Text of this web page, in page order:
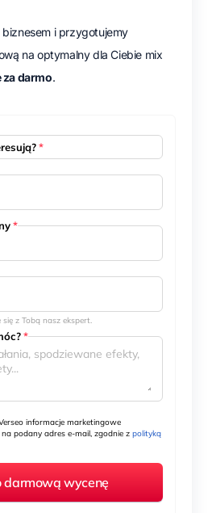
i przygotujemy
na optymalny dla Ciebie mix
za darmo.
*
*
z Tobą nasz ekspert.
*
informacje marketingowe
podany adres e-mail, zgodnie z polityką